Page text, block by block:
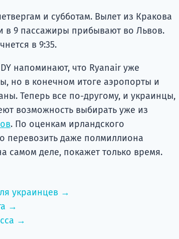
и субботам. Вылет из Кракова
в 9 пассажиры прибывают во Львов.
в 9:35.
напоминают, что Ryanair уже
но в конечном итоге аэропорты и
Теперь все по-другому, и украинцы,
возможность выбирать уже из
. По оценкам ирландского
перевозить даже полмиллиона
самом деле, покажет только время.
украинцев →
→
→